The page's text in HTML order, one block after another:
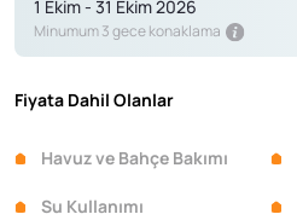
1 Ekim - 31 Ekim 2026
Minumum 3 gece konaklama
Fiyata Dahil Olanlar
Havuz ve Bahçe Bakımı
Su Kullanımı